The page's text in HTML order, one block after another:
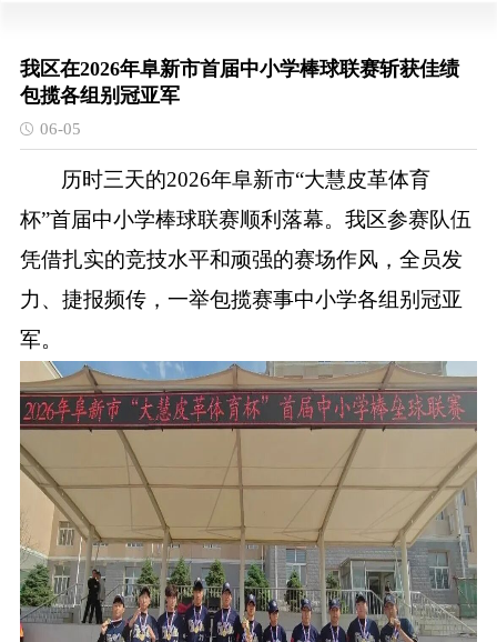
我区在2026年阜新市首届中小学棒球联赛斩获佳绩
包揽各组别冠亚军
06-05
历时三天的2026年阜新市“大慧皮革体育
杯”首届中小学棒球联赛顺利落幕。我区参赛队伍
凭借扎实的竞技水平和顽强的赛场作风，全员发
力、捷报频传，一举包揽赛事中小学各组别冠亚
军。